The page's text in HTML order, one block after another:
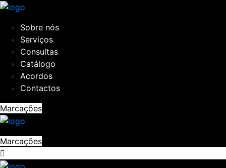
Sobre nós
Serviços
Consultas
Catálogo
Acordos
Contactos
Marcações
Marcações